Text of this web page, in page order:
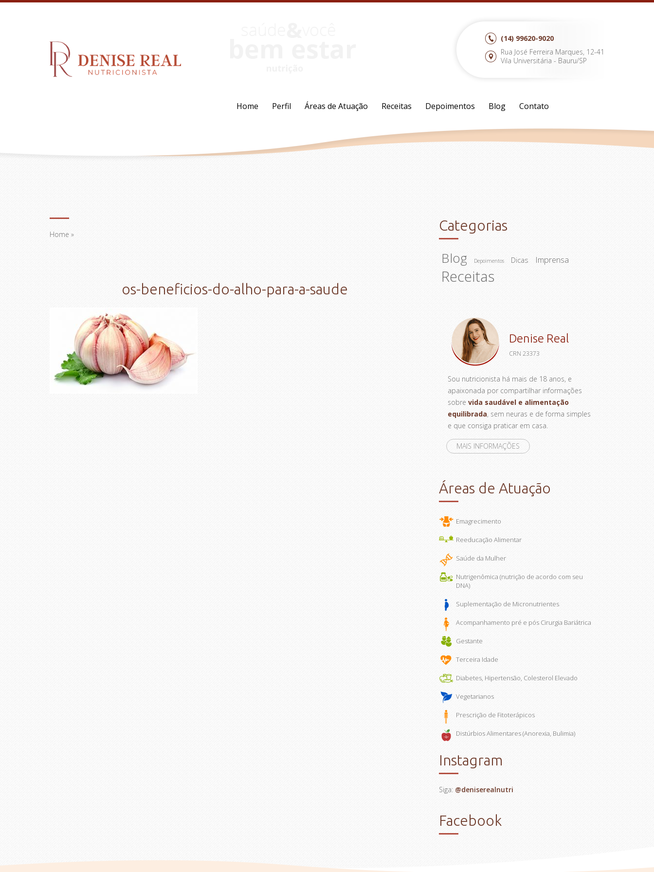
(14) 99620-9020
Rua José Ferreira Marques, 12-41
Vila Universitária - Bauru/SP
Home Perfil Áreas de Atuação Receitas Depoimentos Blog Contato
Home »
os-beneficios-do-alho-para-a-saude
Categorias
Blog Depoimentos Dicas Imprensa
Receitas
Denise Real
CRN 23373
Sou nutricionista há mais de 18 anos, e
apaixonada por compartilhar informações
sobre vida saudável e alimentação
equilibrada, sem neuras e de forma simples
e que consiga praticar em casa.
MAIS INFORMAÇÕES
Áreas de Atuação
Emagrecimento
Reeducação Alimentar
Saúde da Mulher
Nutrigenômica (nutrição de acordo com seu
DNA)
Suplementação de Micronutrientes
Acompanhamento pré e pós Cirurgia Bariátrica
Gestante
Terceira Idade
Diabetes, Hipertensão, Colesterol Elevado
Vegetarianos
Prescrição de Fitoterápicos
Distúrbios Alimentares (Anorexia, Bulimia)
Instagram
Siga: @deniserealnutri
Facebook